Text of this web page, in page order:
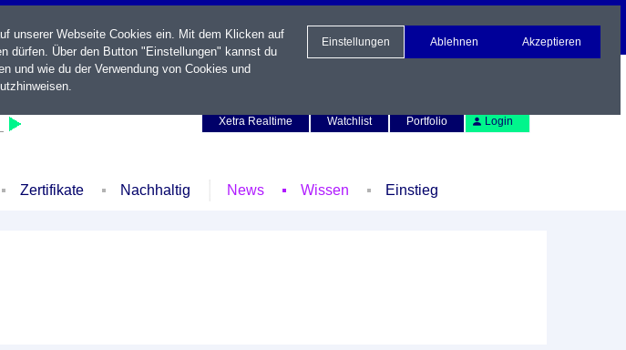
Xetra Realtime
Watchlist Portfolio Login
Zertifikate Nachhaltig News Wissen Einstieg
unserer Webseite Cookies ein. Mit dem Klicken auf
dürfen. Über den Button "Einstellungen" kannst du
und wie du der Verwendung von Cookies und
.
Einstellungen Ablehnen Akzeptieren